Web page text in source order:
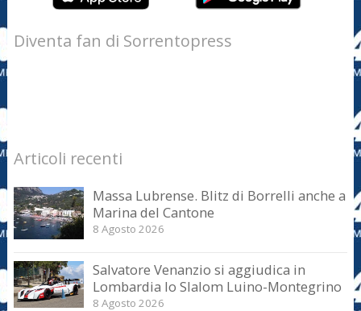
Diventa fan di Sorrentopress
Articoli recenti
Massa Lubrense. Blitz di Borrelli anche a
Marina del Cantone
8 Agosto 2026
Salvatore Venanzio si aggiudica in
Lombardia lo Slalom Luino-Montegrino
8 Agosto 2026